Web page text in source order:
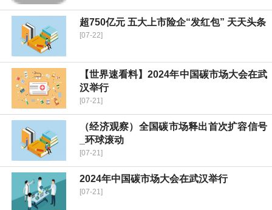
超750亿元 五大上市险企“发红包” 天天头条
[07-22]
【世界速看料】2024年中国碳市场大会在武
汉举行
[07-21]
（经济观察）全国碳市场释出首次扩容信号
_环球滚动
[07-21]
2024年中国碳市场大会在武汉举行
[07-21]